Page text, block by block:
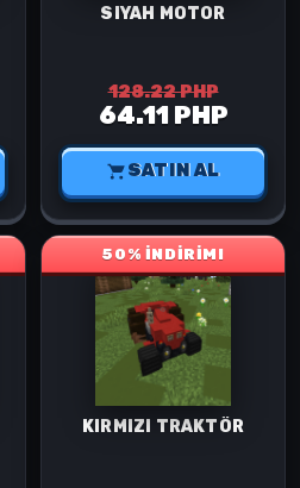
SIYAH MOTOR
128.22 PHP
64.11 PHP
SATIN AL
50% İNDİRİM!
KIRMIZI TRAKTÖR